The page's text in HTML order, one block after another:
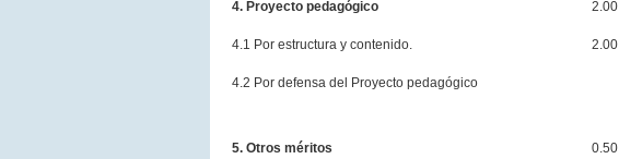
4. Proyecto pedagógico
4.1 Por estructura y contenido.
4.2 Por defensa del Proyecto pedagógico
2.00
2.00
5. Otros méritos 0.50